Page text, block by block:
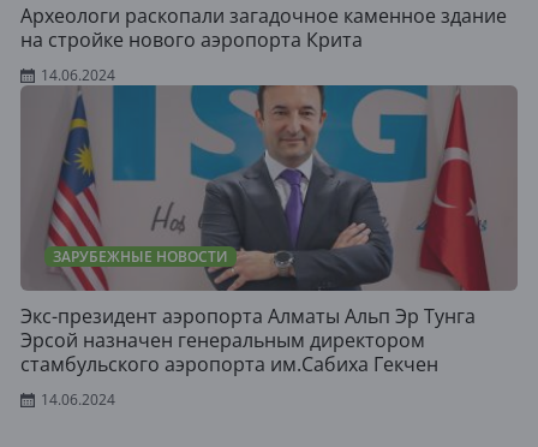
Археологи раскопали загадочное каменное здание
на стройке нового аэропорта Крита
14.06.2024
ЗАРУБЕЖНЫЕ НОВОСТИ
Экс-президент аэропорта Алматы Альп Эр Тунга
Эрсой назначен генеральным директором
стамбульского аэропорта им.Сабиха Гекчен
14.06.2024